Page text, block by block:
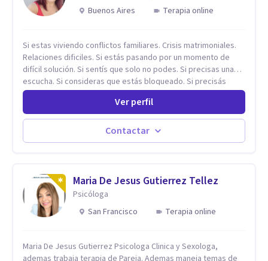
Buenos Aires
Terapia online
Si estas viviendo conflictos familiares. Crisis matrimoniales.
Relaciones dificiles. Si estás pasando por un momento de
difícil solución. Si sentís que solo no podes. Si precisas una
escucha. Si consideras que estás bloqueado. Si precisás
comprensión. Si no logras definir proyectos, objetivos,
sueños, deseos. Si pensás que lo que te pasa no es tan
grave, pero podría ayudar. Si estás en adicciones y tu
intención es hacer algo con lo que te está pasando. No dudes
en comunicarte a fin de comenzar a resolver la situación que
Ver perfil
Contactar
Maria De Jesus Gutierrez Tellez
Psicóloga
San Francisco
Terapia online
Maria De Jesus Gutierrez Psicologa Clinica y Sexologa,
ademas trabaja terapia de Pareja. Ademas maneja temas de